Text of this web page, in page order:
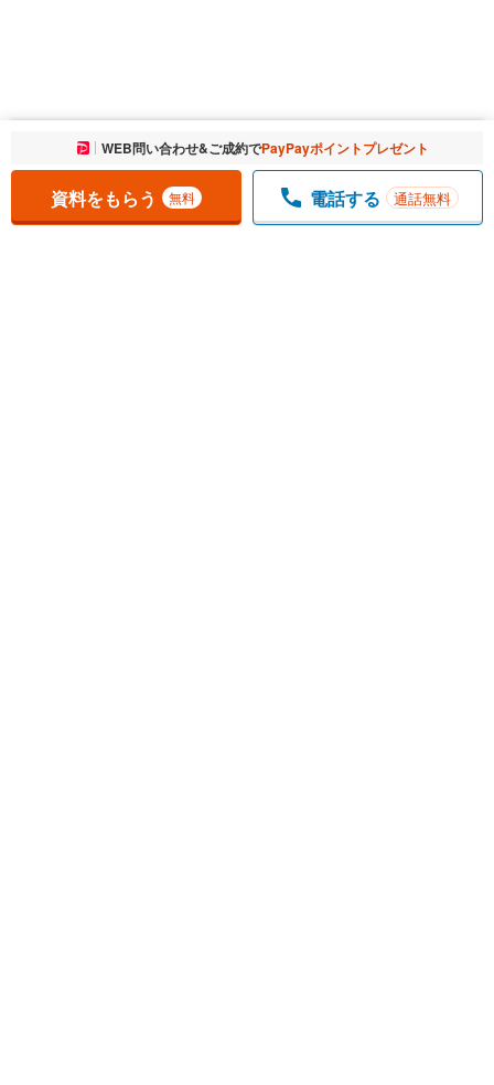
お気に入りに追加しました。 一覧を開く
WEB問い合わせ&ご成約でPayPayポイントプレゼント
資料をもらう 無料 電話する 通話無料